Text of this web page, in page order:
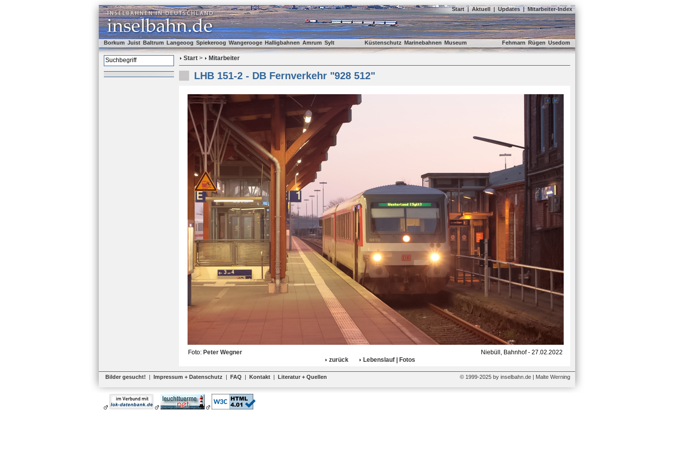
Start | Aktuell | Updates | Mitarbeiter-Index
Borkum Juist Baltrum Langeoog Spiekeroog Wangerooge Halligbahnen Amrum Sylt Küstenschutz Marinebahnen Museum Fehmarn Rügen Usedom
Start > Mitarbeiter
LHB 151-2 - DB Fernverkehr "928 512"
Foto: Peter Wegner
Niebüll, Bahnhof - 27.02.2022
zurück
Lebenslauf | Fotos
Bilder gesucht! | Impressum + Datenschutz | FAQ | Kontakt | Literatur + Quellen © 1999-2025 by inselbahn.de | Malte Werning